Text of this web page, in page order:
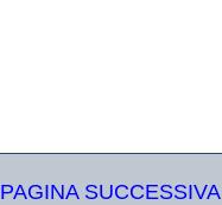
PAGINA SUCCESSIVA